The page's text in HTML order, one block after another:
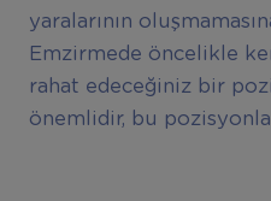
yaralarının
Emzirmede öncelikle
rahat edeceğiniz bir
önemlidir, bu